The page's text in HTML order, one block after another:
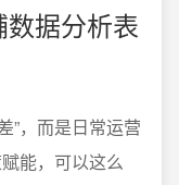
据分析表
”，而是日常运营
能，可以这么